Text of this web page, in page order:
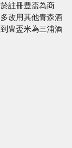
註冊豊盃為商
改用其他青森酒
豊盃米為三浦酒